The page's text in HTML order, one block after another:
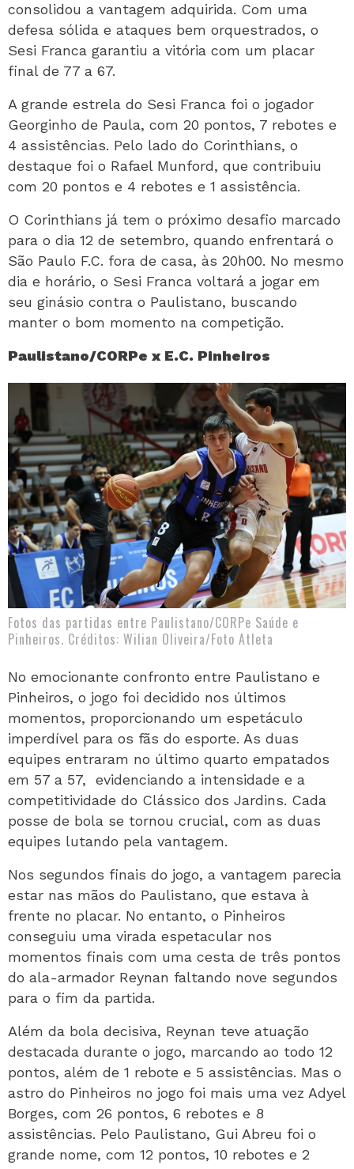
consolidou a vantagem adquirida. Com uma
defesa sólida e ataques bem orquestrados, o
Sesi Franca garantiu a vitória com um placar
final de 77 a 67.
A grande estrela do Sesi Franca foi o jogador
Georginho de Paula, com 20 pontos, 7 rebotes e
4 assistências. Pelo lado do Corinthians, o
destaque foi o Rafael Munford, que contribuiu
com 20 pontos e 4 rebotes e 1 assistência.
O Corinthians já tem o próximo desafio marcado
para o dia 12 de setembro, quando enfrentará o
São Paulo F.C. fora de casa, às 20h00. No mesmo
dia e horário, o Sesi Franca voltará a jogar em
seu ginásio contra o Paulistano, buscando
manter o bom momento na competição.
Paulistano/CORPe x E.C. Pinheiros
Fotos das partidas entre Paulistano/CORPe Saúde e
Pinheiros. Créditos: Wilian Oliveira/Foto Atleta
No emocionante confronto entre Paulistano e
Pinheiros, o jogo foi decidido nos últimos
momentos, proporcionando um espetáculo
imperdível para os fãs do esporte. As duas
equipes entraram no último quarto empatados
em 57 a 57, evidenciando a intensidade e a
competitividade do Clássico dos Jardins. Cada
posse de bola se tornou crucial, com as duas
equipes lutando pela vantagem.
Nos segundos finais do jogo, a vantagem parecia
estar nas mãos do Paulistano, que estava à
frente no placar. No entanto, o Pinheiros
conseguiu uma virada espetacular nos
momentos finais com uma cesta de três pontos
do ala-armador Reynan faltando nove segundos
para o fim da partida.
Além da bola decisiva, Reynan teve atuação
destacada durante o jogo, marcando ao todo 12
pontos, além de 1 rebote e 5 assistências. Mas o
astro do Pinheiros no jogo foi mais uma vez Adyel
Borges, com 26 pontos, 6 rebotes e 8
assistências. Pelo Paulistano, Gui Abreu foi o
grande nome, com 12 pontos, 10 rebotes e 2